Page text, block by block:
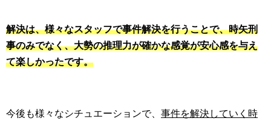
解決は、様々なスタッフで事件解決を行うことで、時矢刑
事のみでなく、大勢の推理力が確かな感覚が安心感を与え
て楽しかったです。
今後も様々なシチュエーションで、 事件を解決していく時